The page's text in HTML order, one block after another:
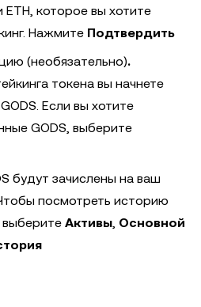
ETH, которое вы хотите
Нажмите Подтвердить
(необязательно).
токена вы начнете
Если вы хотите
GODS, выберите
будут зачислены на ваш
посмотреть историю
выберите Активы Основной